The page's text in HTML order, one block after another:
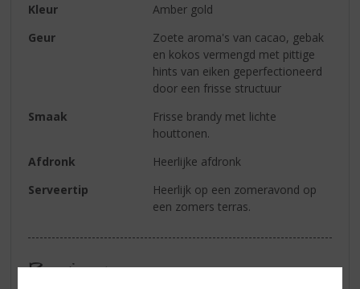
Kleur
Amber gold
Geur
Zoete aroma's van cacao, gebak
en kokos vermengd met pittige
hints van eiken geperfectioneerd
door een frisse structuur
Smaak
Frisse brandy met lichte
houttonen.
Afdronk
Heerlijke afdronk
Serveertip
Heerlijk op een zomeravond op
een zomers terras.
Reviews